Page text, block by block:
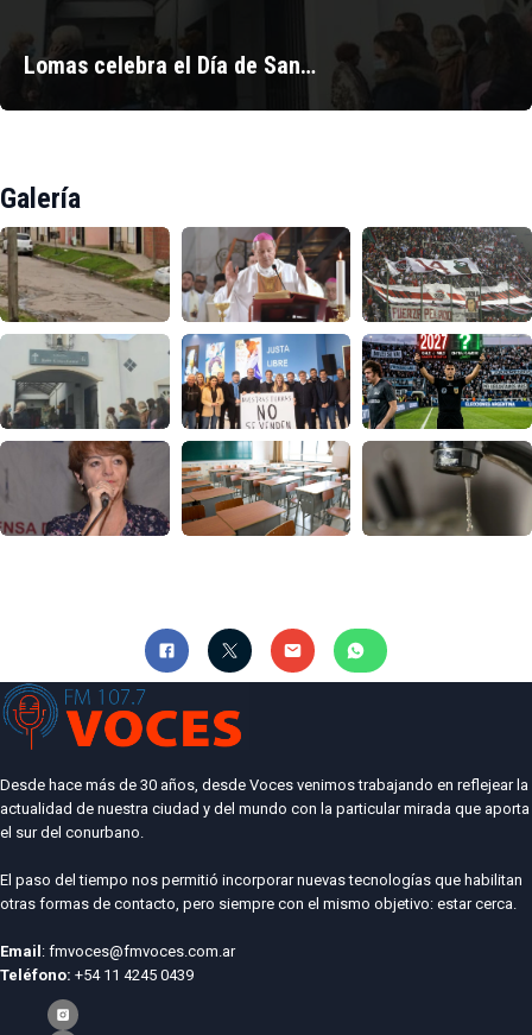
Lomas celebra el Día de San…
Galería
Desde hace más de 30 años, desde Voces venimos trabajando en reflejear la
actualidad de nuestra ciudad y del mundo con la particular mirada que aporta
el sur del conurbano.
El paso del tiempo nos permitió incorporar nuevas tecnologías que habilitan
otras formas de contacto, pero siempre con el mismo objetivo: estar cerca.
Email : fmvoces@fmvoces.com.ar
Teléfono: +54 11 4245 0439